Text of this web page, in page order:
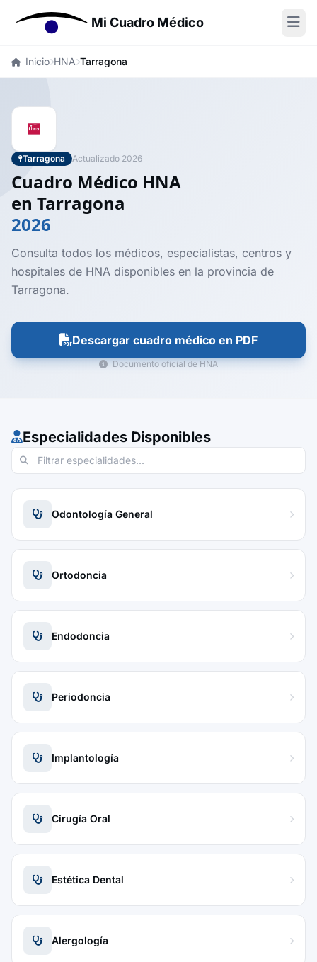
Mi Cuadro Médico
Inicio HNA Tarragona
Tarragona Actualizado 2026
Cuadro Médico HNA
en Tarragona
2026
Consulta todos los médicos, especialistas, centros y
hospitales de HNA disponibles en la provincia de
Tarragona.
Descargar cuadro médico en PDF
Documento oficial de HNA
Especialidades Disponibles
Odontología General
Ortodoncia
Endodoncia
Periodoncia
Implantología
Cirugía Oral
Estética Dental
Alergología